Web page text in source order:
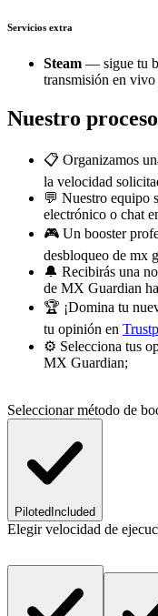
Servicios extra
Steam — sigue tu
transmisión en vivo
Nuestro proceso
📋 Organizamos
la velocidad
💬 Nuestro equipo
electrónico o chat
🎮 Un booster
desbloqueo de mx
🔔 Recibirás una
de MX Guardian
🏆 ¡Domina tu
tu opinión en
⚙️ Selecciona tus
MX Guardian;
Seleccionar método de
Piloted Included
Elegir velocidad de